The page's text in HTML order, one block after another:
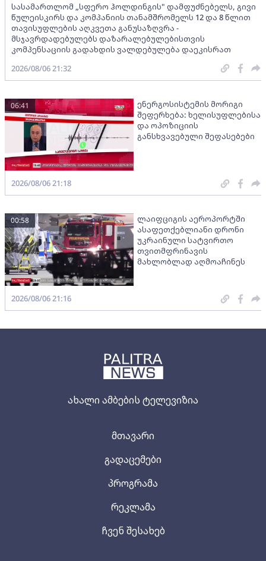
ახალი ამბების ტელევიზია
მთავარი
გადაცემები
პროგრამა
რეკლამა
ჩვენ შესახებ
სასამართლომ „სფერო ჰოლდინგის" დამფუძნებელს, გივი
წულეისკირს და კომპანიის თანამშრომელს 12 და 8 წლით
თავისუფლების აღკვეთა განუსაზღვრა -
მსჯავრდადებულებს დაზარალებულებისთვის
კომპენსაციის გადახდის ვალდებულება დაეკისრათ
2026/08/06 21:32
ენერგოსისტემის მორიგი
შეფერხება: ხელისუფლებისა
და ოპოზიციის
განსხვავებული შეფასებები
06:41
2026/08/06 21:18
ლაიფციგის აეროპორტში
ასაფეთქებლიანი დრონი
უკრაინული სატვირთო
თვითმფრინავის
მახლობლად აღმოაჩინეს
00:58
2026/08/06 21:16